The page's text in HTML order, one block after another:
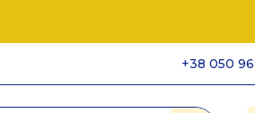
+38 050